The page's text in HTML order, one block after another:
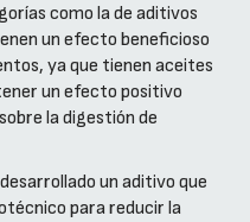
como la de aditivos
un efecto beneficioso
ya que tienen aceites
un efecto positivo
la digestión de
un aditivo que
para reducir la